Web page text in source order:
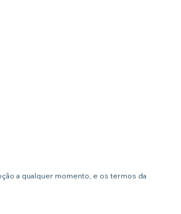
a qualquer momento, e os termos da